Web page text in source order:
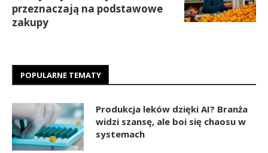
przeznaczają na podstawowe
zakupy
POPULARNE TEMATY
Produkcja leków dzięki AI? Branża
widzi szansę, ale boi się chaosu w
systemach